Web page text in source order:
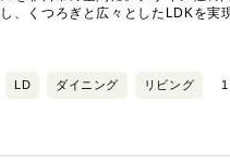
、くつろぎと広々としたLDKを実
LD ダイニング リビング